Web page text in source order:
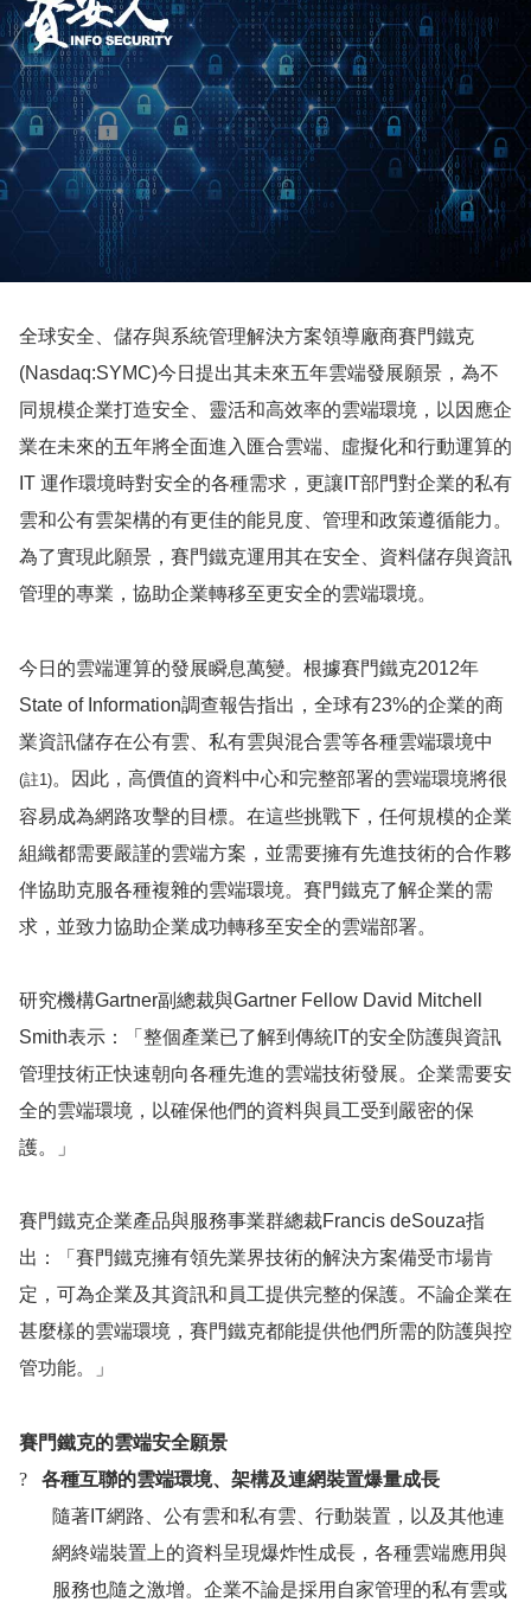
全球安全、儲存與系統管理解決方案領導廠商賽門鐵克
(Nasdaq:SYMC)今日提出其未來五年雲端發展願景，為不
同規模企業打造安全、靈活和高效率的雲端環境，以因應企
業在未來的五年將全面進入匯合雲端、虛擬化和行動運算的
IT 運作環境時對安全的各種需求，更讓 IT部門對企業的私有
雲和公有雲架構的有更佳的能見度、管理和政策遵循能力。
為了實現此願景，賽門鐵克運用其在安全、資料儲存與資訊
管理的專業，協助企業轉移至更安全的雲端環境。
今日的雲端運算的發展瞬息萬變。根據賽門鐵克2012年
State of Information調查報告指出，全球有23%的企業的商
業資訊儲存在公有雲、私有雲與混合雲等各種雲端環境中
(註1)。因此，高價值的資料中心和完整部署的雲端環境將很
容易成為網路攻擊的目標。在這些挑戰下，任何規模的企業
組織都需要嚴謹的雲端方案，並需要擁有先進技術的合作夥
伴協助克服各種複雜的雲端環境。賽門鐵克了解企業的需
求，並致力協助企業成功轉移至安全的雲端部署。
研究機構Gartner副總裁與Gartner Fellow David Mitchell
Smith表示：「整個產業已了解到傳統IT的安全防護與資訊
管理技術正快速朝向各種先進的雲端技術發展。企業需要安
全的雲端環境，以確保他們的資料與員工受到嚴密的保
護。」
賽門鐵克企業產品與服務事業群總裁Francis deSouza指
出：「賽門鐵克擁有領先業界技術的解決方案備受市場肯
定，可為企業及其資訊和員工提供完整的保護。不論企業在
甚麼樣的雲端環境，賽門鐵克都能提供他們所需的防護與控
管功能。」
賽門鐵克的雲端安全願景
?
各種互聯的雲端環境、架構及連網裝置爆量成長
隨著 IT網路、公有雲和私有雲、行動裝置，以及其他連
網終端裝置上的資料呈現爆炸性成長，各種雲端應用與
服務也隨之激增。企業不論是採用自家管理的私有雲或